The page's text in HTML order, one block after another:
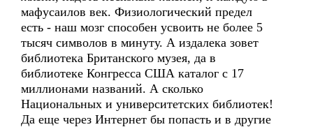
мафусаилов век. Физиологический предел
есть - наш мозг способен усвоить не более 5
тысяч символов в минуту. А издалека зовет
библиотека Британского музея, да в
библиотеке Конгресса США каталог с 17
миллионами названий. А сколько
Национальных и университетских библиотек!
Да еще через Интернет бы попасть и в другие